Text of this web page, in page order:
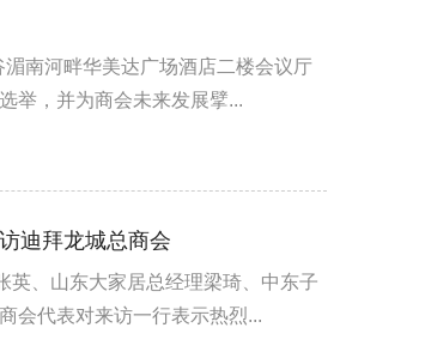
南河畔华美达广场酒店二楼会议厅
举，并为商会未来发展擘...
迪拜龙城总商会
英、山东大家居总经理梁琦、中东子
会代表对来访一行表示热烈...